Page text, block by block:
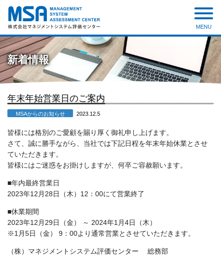
株式会社 マネジメントシステ
ム評価センター
MENU
新着情報
年末年始営業日のご案内
MSAからのお知らせ 2023.12.5
皆様には格別のご愛顧を賜り厚く御礼申し上げます。
さて、誠に勝手ながら、当社では下記日程を年末年始休業とさせ
ていただきます。
皆様にはご迷惑をお掛けしますが、何卒ご容赦願います。
■年内最終営業日
2023年12 月 28日（木） 12 ： 00にて営業終了
■休業期間
2023年12 月 29日（金） ～ 2024年1 月4日（木）
※1 月5日（金） 9 ： 00より通常営業とさせていただきます。
（株）マネジメントシステム評価センター 総務部